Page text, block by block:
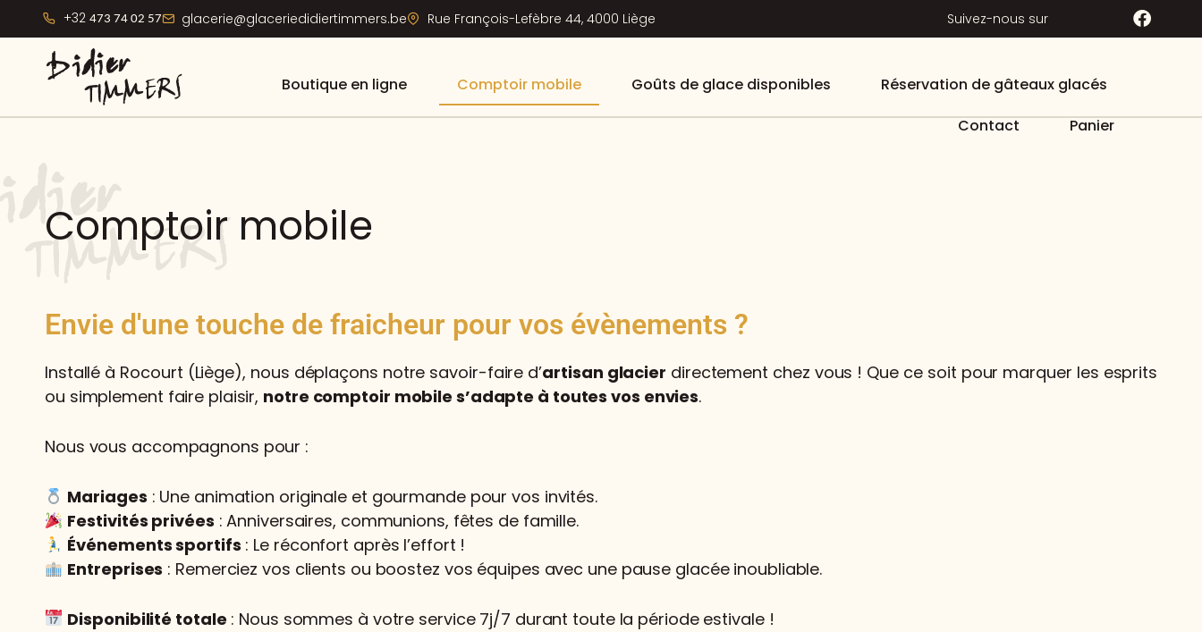
+32 473 74 02 57 glacerie@glaceriedidiertimmers.be Rue François-Lefèbre 44, 4000 Liège Suivez-nous sur
Boutique en ligne Comptoir mobile Goûts de glace disponibles
Réservation de gâteaux glacés
Contact
Panier
Comptoir mobile
Envie d'une touche de fraicheur pour vos évènements ?
Installé à Rocourt (Liège), nous déplaçons notre savoir-faire d’artisan glacier directement chez vous ! Que ce soit pour marquer les esprits
ou simplement faire plaisir, notre comptoir mobile s’adapte à toutes vos envies.
Nous vous accompagnons pour :
Mariages : Une animation originale et gourmande pour vos invités.
Festivités privées : Anniversaires, communions, fêtes de famille.
Événements sportifs : Le réconfort après l’effort !
Entreprises : Remerciez vos clients ou boostez vos équipes avec une pause glacée inoubliable.
Disponibilité totale : Nous sommes à votre service 7j/7 durant toute la période estivale !